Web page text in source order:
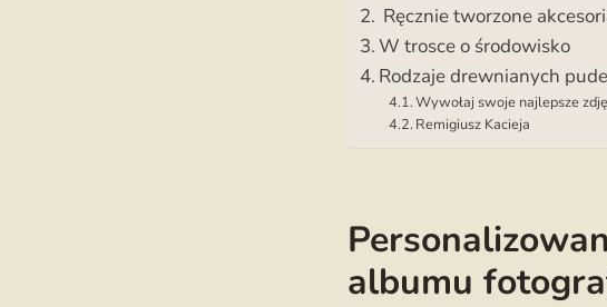
Ręcznie tworzone
W trosce o środowisko
Rodzaje drewnianych
Wywołaj swoje najlepsze
Remigiusz Kacieja
albumu